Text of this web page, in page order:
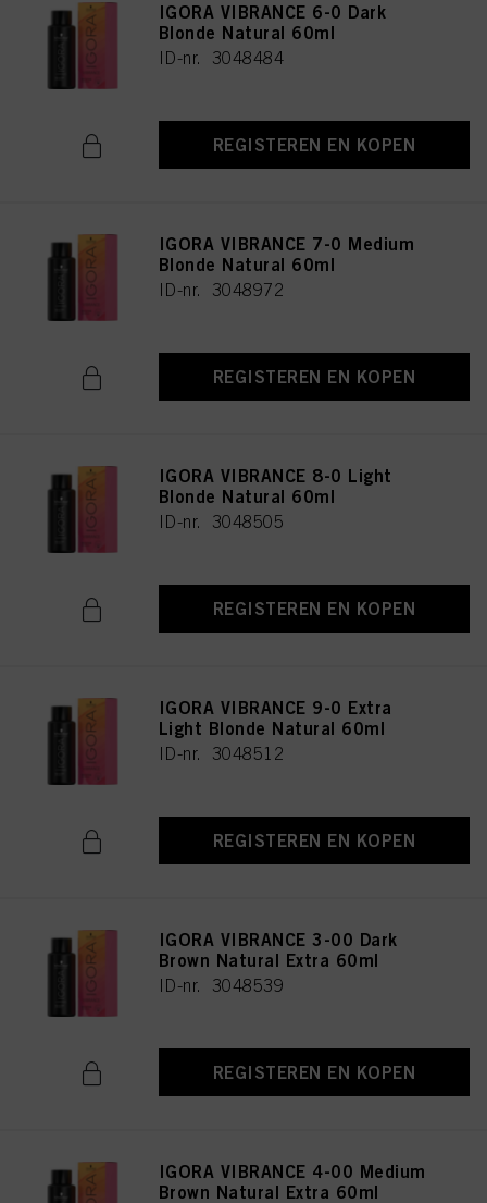
IGORA VIBRANCE 6-0 Dark
Blonde Natural 60ml
ID-nr. 3048484
REGISTEREN EN KOPEN
IGORA VIBRANCE 7-0 Medium
Blonde Natural 60ml
ID-nr. 3048972
REGISTEREN EN KOPEN
IGORA VIBRANCE 8-0 Light
Blonde Natural 60ml
ID-nr. 3048505
REGISTEREN EN KOPEN
IGORA VIBRANCE 9-0 Extra
Light Blonde Natural 60ml
ID-nr. 3048512
REGISTEREN EN KOPEN
IGORA VIBRANCE 3-00 Dark
Brown Natural Extra 60ml
ID-nr. 3048539
REGISTEREN EN KOPEN
IGORA VIBRANCE 4-00 Medium
Brown Natural Extra 60ml